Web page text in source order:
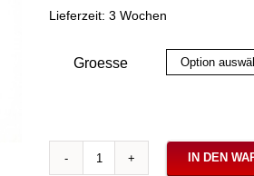
Lieferzeit: 3 Wochen
Groesse
Bankauflage
IN DEN